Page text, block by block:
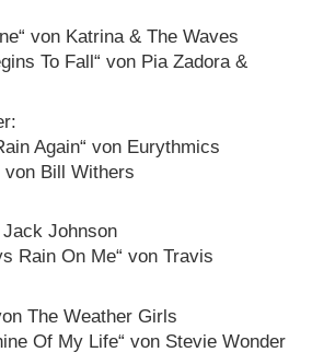
von Katrina & The Waves
To Fall“ von Pia Zadora &
Again“ von Eurythmics
von Bill Withers
Jack Johnson
Rain On Me“ von Travis
The Weather Girls
Of My Life“ von Stevie Wonder